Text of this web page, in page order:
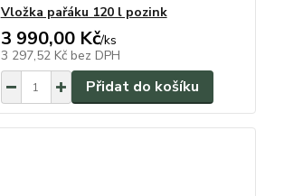
Vložka pařáku 120 l pozink
3 990,00 Kč/ks
3 297,52 Kč bez DPH
Přidat do košíku